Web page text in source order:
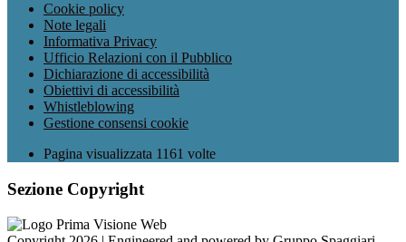
Cookie policy
Note legali
Informativa Privacy
Ufficio Relazioni con il Pubblico
Dichiarazione di accessibilità
Obiettivi di accessibilità
Whistleblowing
Gestione consensi cookie
Pagina visualizzata 1161 volte
Sezione Copyright